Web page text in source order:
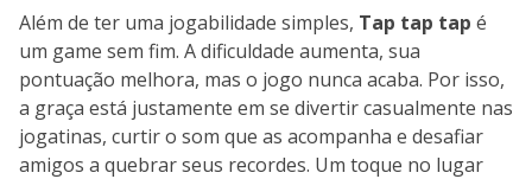
Além de ter uma jogabilidade simples, Tap tap tap é
um game sem fim. A dificuldade aumenta, sua
pontuação melhora, mas o jogo nunca acaba. Por isso,
a graça está justamente em se divertir casualmente nas
jogatinas, curtir o som que as acompanha e desafiar
amigos a quebrar seus recordes. Um toque no lugar